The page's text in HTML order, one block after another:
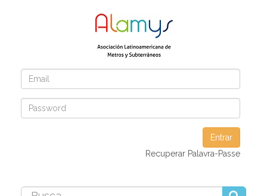
Entrar
Recuperar Palavra-Passe